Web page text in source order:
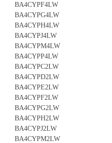
BA4CYPF4LW
BA4CYPG4LW
BA4CYPH4LW
BA4CYPJ4LW
BA4CYPM4LW
BA4CYPP4LW
BA4CYPC2LW
BA4CYPD2LW
BA4CYPE2LW
BA4CYPF2LW
BA4CYPG2LW
BA4CYPH2LW
BA4CYPJ2LW
BA4CYPM2LW